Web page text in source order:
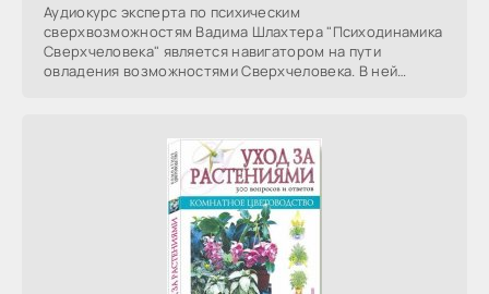
Аудиокурс эксперта по психическим
сверхвозможностям Вадима Шлахтера "Психодинамика
Сверхчеловека" является навигатором на пути
овладения возможностями Сверхчеловека. В ней